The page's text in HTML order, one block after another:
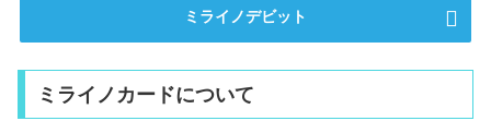
ミライノデビット
ミライノカードについて